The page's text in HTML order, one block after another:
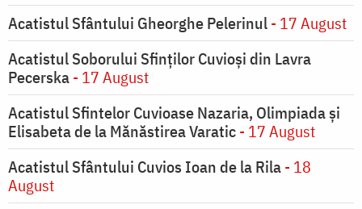
Acatistul Sfântului Gheorghe Pelerinul- 17 August
Acatistul Soborului Sfinților Cuvioși din Lavra
Pecerska- 17 August
Acatistul Sfintelor Cuvioase Nazaria, Olimpiada și
Elisabeta de la Mănăstirea Varatic- 17 August
Acatistul Sfântului Cuvios Ioan de la Rila- 18
August